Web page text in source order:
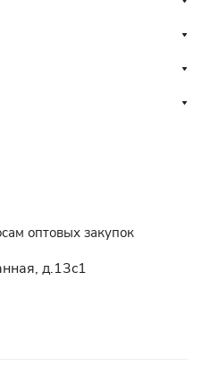
оптовых закупок
д.13c1